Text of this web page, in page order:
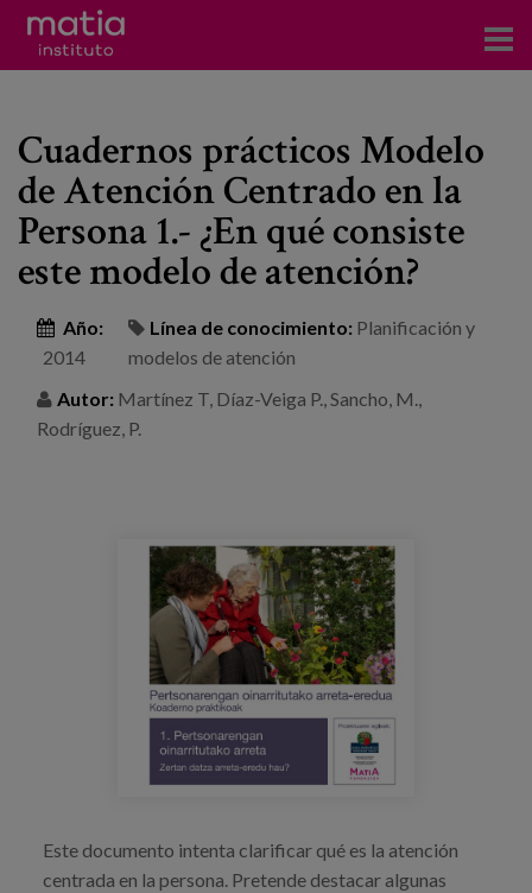
Investigación
Publicaciones
Participación en foros
Formación
Eventos
Trabaja con nosotros
Canal de denuncias
Cuadernos prácticos Modelo
de Atención Centrado en la
Persona 1.- ¿En qué consiste
este modelo de atención?
Año:
2014
Línea de conocimiento: Planificación y
modelos de atención
Autor: Martínez T, Díaz-Veiga P., Sancho, M.,
Rodríguez, P.
Este documento intenta clarificar qué es la atención
centrada en la persona. Pretende destacar algunas